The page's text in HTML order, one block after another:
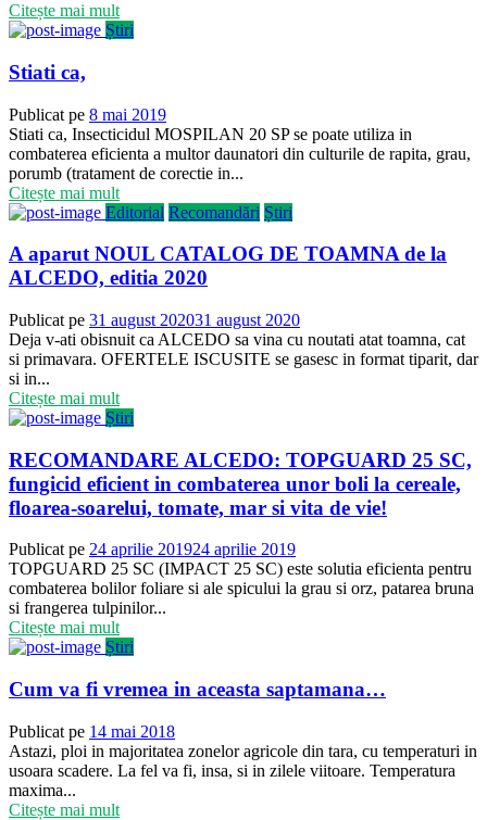
Citește mai mult
Știri
Stiati ca,
Publicat pe 8 mai 2019
Stiati ca, Insecticidul MOSPILAN 20 SP se poate utiliza in
combaterea eficienta a multor daunatori din culturile de rapita, grau,
porumb (tratament de corectie in...
Citește mai mult
Editorial Recomandări Știri
A aparut NOUL CATALOG DE TOAMNA de la
ALCEDO, editia 2020
Publicat pe 31 august 202031 august 2020
Deja v-ati obisnuit ca ALCEDO sa vina cu noutati atat toamna, cat
si primavara. OFERTELE ISCUSITE se gasesc in format tiparit, dar
si in...
Citește mai mult
Știri
RECOMANDARE ALCEDO: TOPGUARD 25 SC,
fungicid eficient in combaterea unor boli la cereale,
floarea-soarelui, tomate, mar si vita de vie!
Publicat pe 24 aprilie 201924 aprilie 2019
TOPGUARD 25 SC (IMPACT 25 SC) este solutia eficienta pentru
combaterea bolilor foliare si ale spicului la grau si orz, patarea bruna
si frangerea tulpinilor...
Citește mai mult
Știri
Cum va fi vremea in aceasta saptamana…
Publicat pe 14 mai 2018
Astazi, ploi in majoritatea zonelor agricole din tara, cu temperaturi in
usoara scadere. La fel va fi, insa, si in zilele viitoare. Temperatura
maxima...
Citește mai mult